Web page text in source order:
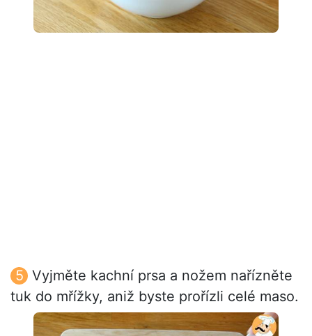
Vyjměte kachní prsa a nožem nařízněte
tuk do mřížky, aniž byste prořízli celé maso.